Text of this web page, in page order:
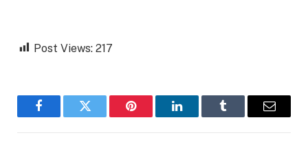
Post Views: 217
FacebookTwitter Pinterest LinkedInTumblr Email